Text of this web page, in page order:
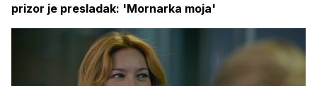
prizor je presladak: 'Mornarka moja'